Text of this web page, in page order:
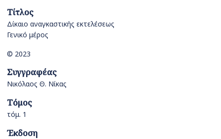
Τίτλος
Δίκαιο αναγκαστικής εκτελέσεως
Γενικό μέρος
© 2023
Συγγραφέας
Νικόλαος Θ. Νίκας
Τόμος
τόμ. 1
Έκδοση